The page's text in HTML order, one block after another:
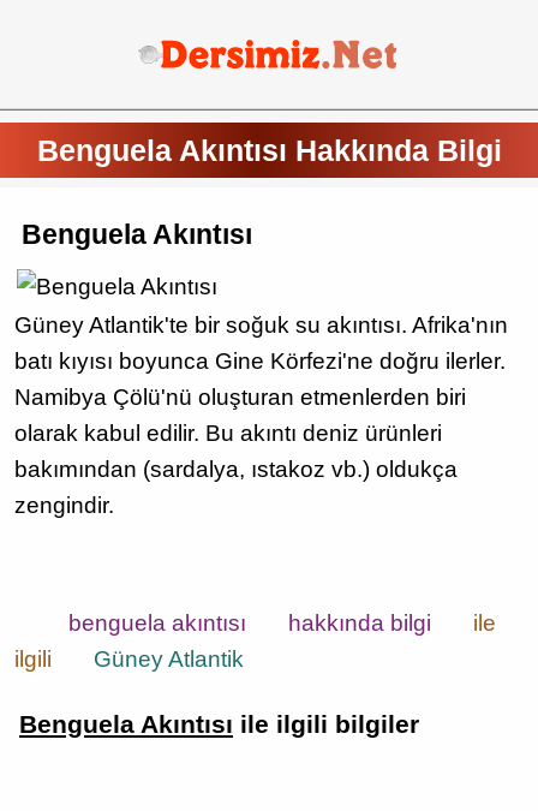
Benguela Akıntısı Hakkında Bilgi
Benguela Akıntısı
Güney Atlantik'te bir soğuk su akıntısı. Afrika'nın
batı kıyısı boyunca Gine Körfezi'ne doğru ilerler.
Namibya Çölü'nü oluşturan etmenlerden biri
olarak kabul edilir. Bu akıntı deniz ürünleri
bakımından (sardalya, ıstakoz vb.) oldukça
zengindir.
benguela akıntısı hakkında bilgi
ile
ilgili
Güney Atlantik
Benguela Akıntısı ile ilgili bilgiler